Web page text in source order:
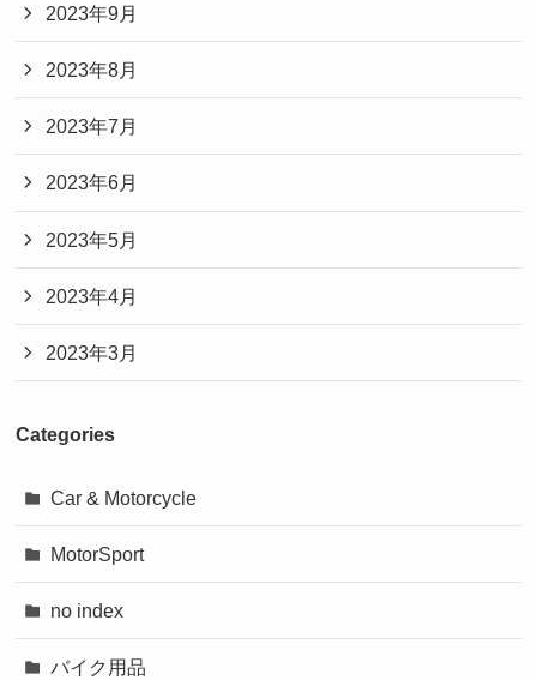
2023年9月
2023年8月
2023年7月
2023年6月
2023年5月
2023年4月
2023年3月
Categories
Car & Motorcycle
MotorSport
no index
バイク用品